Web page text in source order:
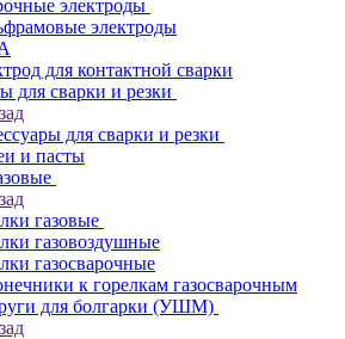
электроды
электроды
для контактной сварки
для сварки и резки
для сварки и резки
и пасты
газовые
газовоздушные
газосварочные
к горелкам газосварочным
для болгарки (УШМ)